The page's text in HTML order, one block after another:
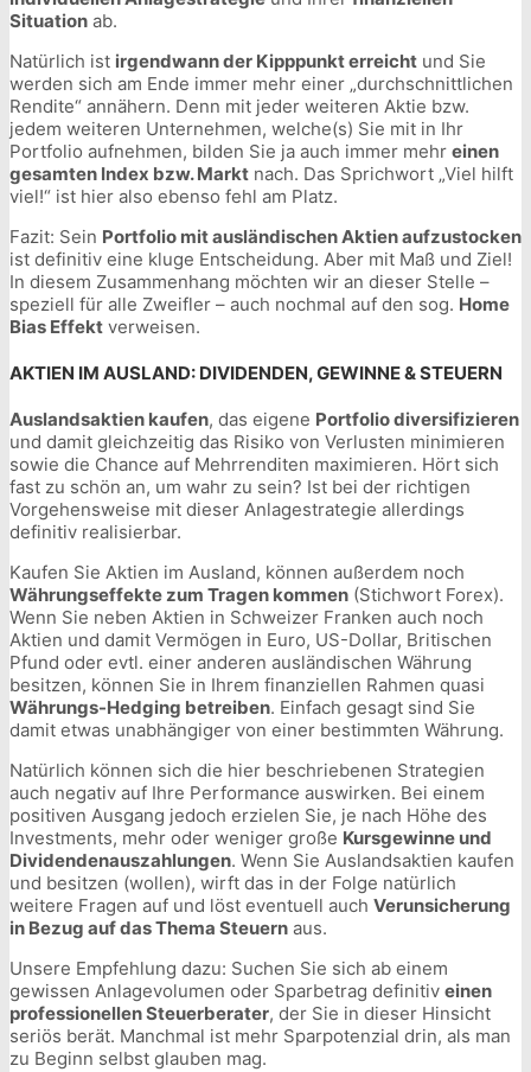
Situation ab.
Natürlich ist irgendwann der Kipppunkt erreicht und Sie
werden sich am Ende immer mehr einer „durchschnittlichen
Rendite“ annähern. Denn mit jeder weiteren Aktie bzw.
jedem weiteren Unternehmen, welche(s) Sie mit in Ihr
Portfolio aufnehmen, bilden Sie ja auch immer mehr einen
gesamten Index bzw. Markt nach. Das Sprichwort „Viel hilft
viel!“ ist hier also ebenso fehl am Platz.
Fazit: Sein Portfolio mit ausländischen Aktien aufzustocken
ist definitiv eine kluge Entscheidung. Aber mit Maß und Ziel!
In diesem Zusammenhang möchten wir an dieser Stelle –
speziell für alle Zweifler – auch nochmal auf den sog. Home
Bias Effekt verweisen.
AKTIEN IM AUSLAND: DIVIDENDEN, GEWINNE & STEUERN
Auslandsaktien kaufen, das eigene Portfolio diversifizieren
und damit gleichzeitig das Risiko von Verlusten minimieren
sowie die Chance auf Mehrrenditen maximieren. Hört sich
fast zu schön an, um wahr zu sein? Ist bei der richtigen
Vorgehensweise mit dieser Anlagestrategie allerdings
definitiv realisierbar.
Kaufen Sie Aktien im Ausland, können außerdem noch
Währungseffekte zum Tragen kommen (Stichwort Forex).
Wenn Sie neben Aktien in Schweizer Franken auch noch
Aktien und damit Vermögen in Euro, US-Dollar, Britischen
Pfund oder evtl. einer anderen ausländischen Währung
besitzen, können Sie in Ihrem finanziellen Rahmen quasi
Währungs-Hedging betreiben. Einfach gesagt sind Sie
damit etwas unabhängiger von einer bestimmten Währung.
Natürlich können sich die hier beschriebenen Strategien
auch negativ auf Ihre Performance auswirken. Bei einem
positiven Ausgang jedoch erzielen Sie, je nach Höhe des
Investments, mehr oder weniger große Kursgewinne und
Dividendenauszahlungen. Wenn Sie Auslandsaktien kaufen
und besitzen (wollen), wirft das in der Folge natürlich
weitere Fragen auf und löst eventuell auch Verunsicherung
in Bezug auf das Thema Steuern aus.
Unsere Empfehlung dazu: Suchen Sie sich ab einem
gewissen Anlagevolumen oder Sparbetrag definitiv einen
professionellen Steuerberater, der Sie in dieser Hinsicht
seriös berät. Manchmal ist mehr Sparpotenzial drin, als man
zu Beginn selbst glauben mag.